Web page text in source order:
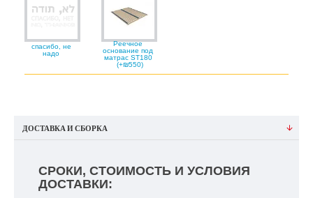
спасибо, не
надо
Реечное
основание под
матрас ST180
(+₪550)
ДОСТАВКА И СБОРКА
СРОКИ, СТОИМОСТЬ И УСЛОВИЯ
ДОСТАВКИ: